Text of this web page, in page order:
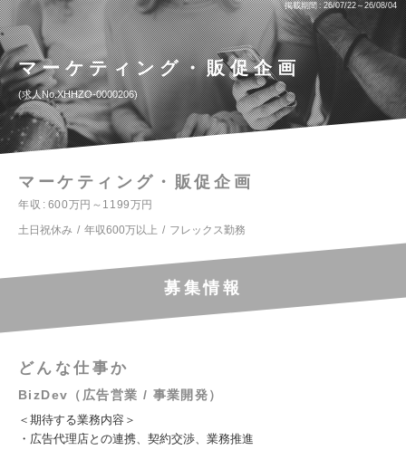
掲載期間 26/07/22～26/08/04
マーケティング・販促企画
求人No.XHHZO-0000206
マーケティング・販促企画
年収
600万円～1199万円
土日祝休み
年収600万以上 フレックス勤務
募集情報
どんな仕事か
BizDev（広告営業 / 事業開発）
＜期待する業務内容＞
・広告代理店との連携、契約交渉、業務推進